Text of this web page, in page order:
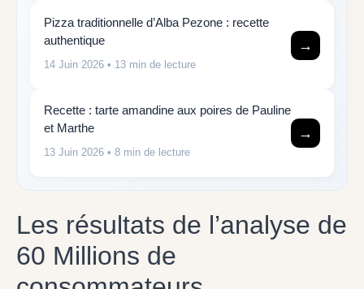
Pizza traditionnelle d’Alba Pezone : recette
authentique
14 Juin 2026 • 13 min de lecture
→
Recette : tarte amandine aux poires de Pauline
et Marthe
13 Juin 2026 • 8 min de lecture
→
Les résultats de l’analyse de
60 Millions de